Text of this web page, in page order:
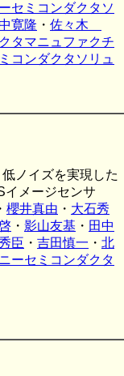
セミコンダクタソ
寛隆 ・ 佐々木
タマニュファクチ
コンダクタソリュ
ノイズを実現した
イメージセンサ
・ 櫻井真由 ・ 大石秀
・ 影山友基 ・ 田中
臣 ・ 吉田慎一 ・ 北
ーセミコンダクタ